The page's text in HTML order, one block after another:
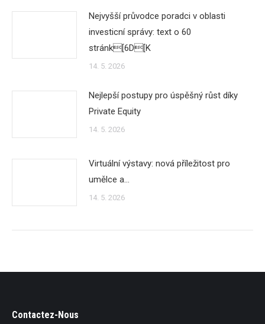
Nejvyšší průvodce poradci v oblasti
investicní správy: text o 60
stránk[6D[K
14. 5. 2026
Nejlepší postupy pro úspěšný růst díky
Private Equity
14. 5. 2026
Virtuální výstavy: nová příležitost pro
umělce a…
14. 5. 2026
Contactez-Nous